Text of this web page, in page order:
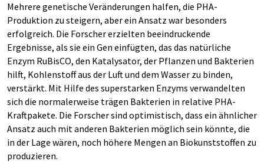
Mehrere genetische Veränderungen halfen, die PHA-
Produktion zu steigern, aber ein Ansatz war besonders
erfolgreich. Die Forscher erzielten beeindruckende
Ergebnisse, als sie ein Gen einfügten, das das natürliche
Enzym RuBisCO, den Katalysator, der Pflanzen und Bakterien
hilft, Kohlenstoff aus der Luft und dem Wasser zu binden,
verstärkt. Mit Hilfe des superstarken Enzyms verwandelten
sich die normalerweise trägen Bakterien in relative PHA-
Kraftpakete. Die Forscher sind optimistisch, dass ein ähnlicher
Ansatz auch mit anderen Bakterien möglich sein könnte, die
in der Lage wären, noch höhere Mengen an Biokunststoffen zu
produzieren.